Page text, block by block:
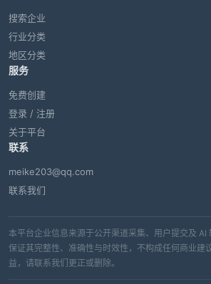
搜索企业
行业分类
地区分类
服务
免费创建
登录 / 注册
关于平台
联系
meike203@qq.com
联系我们
本平台企业信息来源于公开渠道采集、用户提交及 AI
保证其完整性、准确性与时效性，不构成任何商业建
益，请联系我们更正或删除。